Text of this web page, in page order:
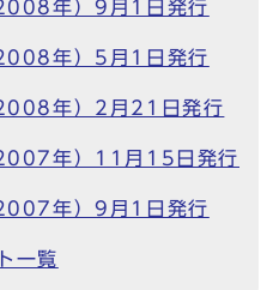
年）9月1日発行
年）5月1日発行
年）2月21日発行
年）11月15日発行
年）9月1日発行
一覧